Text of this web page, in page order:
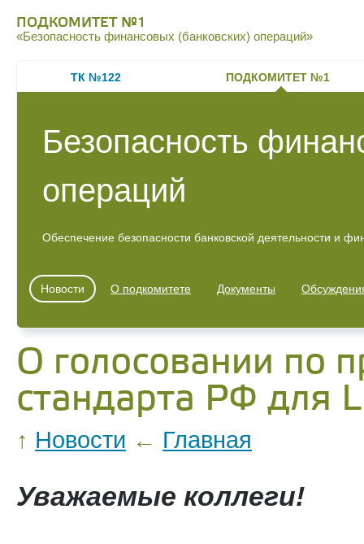
ПОДКОМИТЕТ №1
«Безопасность финансовых (банковских) операций»
ТК №122 ПОДКОМИТЕТ №1
Безопасность
операций
Обеспечение безопасности банковской деятельности и
Новости О подкомитете Документы
О голосовании по
стандарта РФ для
↑ Новости ← Главная
Уважаемые коллеги!